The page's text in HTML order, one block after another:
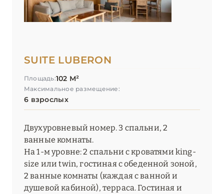
SUITE LUBERON
Площадь:102 М²
Максимальное размещение:
6 взрослых
Двухуровневый номер. 3 спальни, 2
ванные комнаты.
На 1-м уровне: 2 спальни с кроватями king-
size или twin, гостиная с обеденной зоной,
2 ванные комнаты (каждая с ванной и
душевой кабиной), терраса. Гостиная и